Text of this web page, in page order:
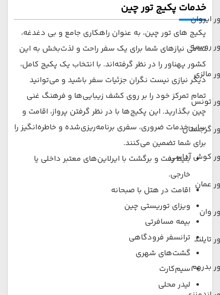
ایروان
روسیه
مالزی
تونس
گرجستان
کوش آداسی
عمان
وان
تایلند
بدروم
خدمات پکیج تور چین
پکیج‌ های تور چین، به عنوان راهکاری جامع و بی‌ دغدغه،
تمامی نیازهای شما برای یک سفر راحت و لذت‌بخش به این
کشور پهناور را در نظر گرفته‌اند. با انتخاب یک پکیج کامل،
دیگر نیازی نیست نگران جزئیات سفر باشید و می‌توانید
تمام تمرکز خود را بر روی کشف زیبایی‌ها و فرهنگ غنی
چین بگذارید. این پکیج‌ها با در نظر گرفتن پرواز، اقامت و
سایر خدمات ضروری، سفری برنامه‌ریزی‌شده و خاطره‌انگیز را
برای شما تضمین می‌کنند.
بلیط رفت و برگشت با ایرلاین‌های معتبر داخلی یا
خارجی.
اقامت در هتل با صبحانه
ویزای توریستی چین
بیمه مسافرتی
ترانسفر فرودگاهی
گشت‌های شهری
سیم‌کارت
لیدر محلی